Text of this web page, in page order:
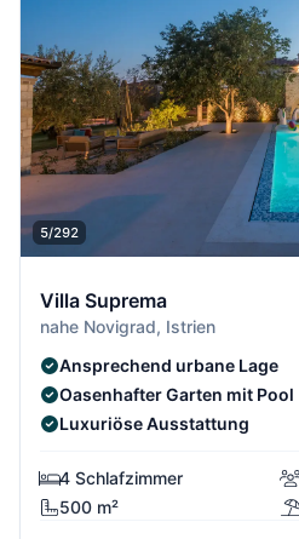
5/292
Villa Suprema
nahe Novigrad, Istrien
Ansprechend urbane Lage
Oasenhafter Garten mit Pool
Luxuriöse Ausstattung
4 Schlafzimmer
500 m²